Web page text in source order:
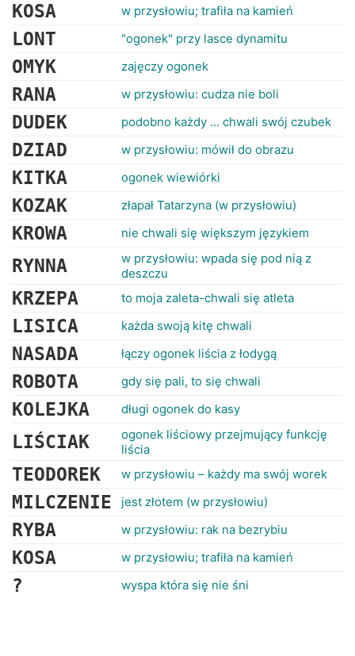
KOSA w przysłowiu; trafiła na kamień
LONT "ogonek" przy lasce dynamitu
OMYK zajęczy ogonek
RANA w przysłowiu: cudza nie boli
DUDEK podobno każdy ... chwali swój czubek
DZIAD w przysłowiu: mówił do obrazu
KITKA ogonek wiewiórki
KOZAK złapał Tatarzyna (w przysłowiu)
KROWA nie chwali się większym językiem
RYNNA
w przysłowiu: wpada się pod nią z
deszczu
KRZEPA to moja zaleta-chwali się atleta
LISICA każda swoją kitę chwali
NASADA łączy ogonek liścia z łodygą
ROBOTA gdy się pali, to się chwali
KOLEJKA długi ogonek do kasy
LIŚCIAK
ogonek liściowy przejmujący funkcję
liścia
TEODOREK w przysłowiu – każdy ma swój worek
MILCZENIE jest złotem (w przysłowiu)
RYBA w przysłowiu: rak na bezrybiu
KOSA w przysłowiu; trafiła na kamień
? wyspa która się nie śni